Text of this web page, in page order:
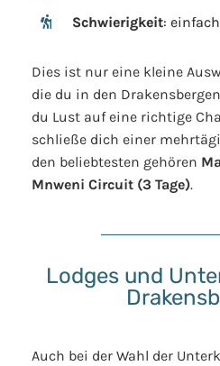
Schwierigkeit: einfach
Dies ist nur eine kleine
die du in den
du Lust auf eine richtige
schließe dich einer
den beliebtesten gehören
Mnweni Circuit (3 Tage).
Lodges und
Auch bei der Wahl der